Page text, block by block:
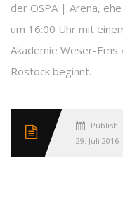
der OSPA | Arena,
um 16:00 Uhr mit
Akademie Weser-
Rostock beginnt.
Published
29. Juli 2016